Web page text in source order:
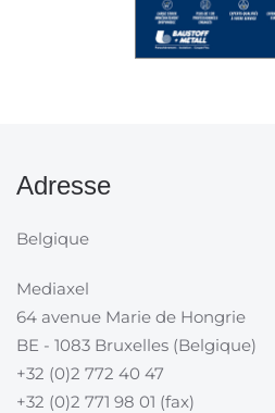
Adresse
Belgique
Mediaxel
64 avenue Marie de Hongrie
BE - 1083 Bruxelles (Belgique)
+32 (0)2 772 40 47
+32 (0)2 771 98 01 (fax)